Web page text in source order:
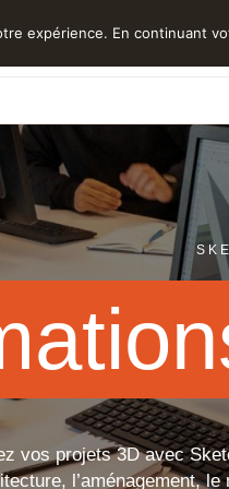
BTP
et VRD
et jeu
vos projets 3D avec
l’aménagement,
expérience. En continuant